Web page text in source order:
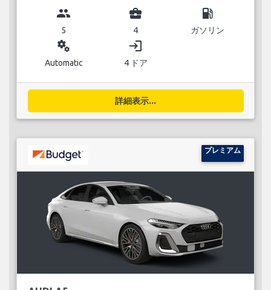
group
5
business_center
4
local_gas_station
ガソリン
miscellaneous_services
Automatic
login
4 ドア
詳細表示...
プレミアム